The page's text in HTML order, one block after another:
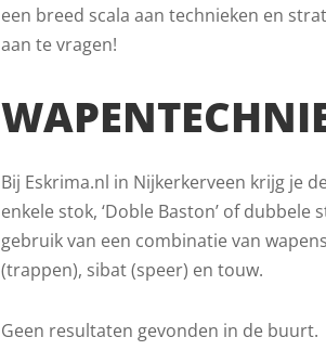
een breed scala aan technieken en
aan te vragen!
Bij Eskrima.nl in Nijkerkerveen krijg je
enkele stok, ‘Doble Baston’ of
gebruik van een combinatie van
(trappen), sibat (speer) en touw.
Geen resultaten gevonden in de buurt.